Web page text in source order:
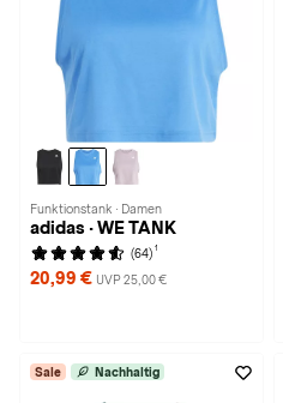
Funktionstank · Damen
adidas · WE TANK
(64) 1
20,99 € UVP 25,00 €
Sale Nachhaltig